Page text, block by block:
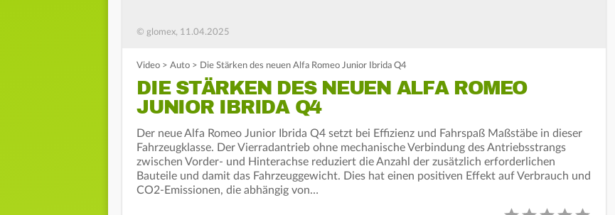
© glomex, 11.04.2025
Video > Auto > Die Stärken des neuen Alfa Romeo Junior Ibrida Q4
DIE STÄRKEN DES NEUEN ALFA ROMEO
JUNIOR IBRIDA Q4
Der neue Alfa Romeo Junior Ibrida Q4 setzt bei Effizienz und Fahrspaß Maßstäbe in dieser
Fahrzeugklasse. Der Vierradantrieb ohne mechanische Verbindung des Antriebsstrangs
zwischen Vorder- und Hinterachse reduziert die Anzahl der zusätzlich erforderlichen
Bauteile und damit das Fahrzeuggewicht. Dies hat einen positiven Effekt auf Verbrauch und
CO2-Emissionen, die abhängig von…